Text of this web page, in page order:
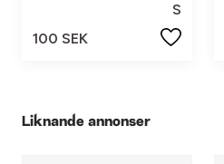
S
100 SEK
Liknande annonser